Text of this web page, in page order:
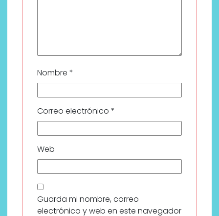
Nombre *
Correo electrónico *
Web
Guarda mi nombre, correo
electrónico y web en este navegador